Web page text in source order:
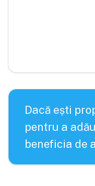
Dacă ești
pentru a
beneficia de